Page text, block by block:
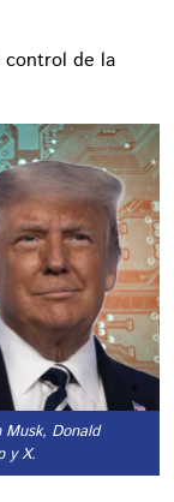
control de la
Musk, Donald
y X.